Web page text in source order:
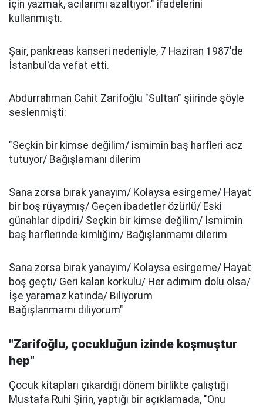
için yazmak, acılarımı azaltıyor." ifadelerini
kullanmıştı.
Şair, pankreas kanseri nedeniyle, 7 Haziran 1987'de
İstanbul'da vefat etti.
Abdurrahman Cahit Zarifoğlu "Sultan" şiirinde şöyle
seslenmişti:
"Seçkin bir kimse değilim/ ismimin baş harfleri acz
tutuyor/ Bağışlamanı dilerim
Sana zorsa bırak yanayım/ Kolaysa esirgeme/ Hayat
bir boş rüyaymış/ Geçen ibadetler özürlü/ Eski
günahlar dipdiri/ Seçkin bir kimse değilim/ İsmimin
baş harflerinde kimliğim/ Bağışlanmamı dilerim
Sana zorsa bırak yanayım/ Kolaysa esirgeme/ Hayat
boş geçti/ Geri kalan korkulu/ Her adımım dolu olsa/
İşe yaramaz katında/ Biliyorum
Bağışlanmamı diliyorum"
"Zarifoğlu, çocukluğun izinde koşmuştur
hep"
Çocuk kitapları çıkardığı dönem birlikte çalıştığı
Mustafa Ruhi Şirin, yaptığı bir açıklamada, "Onu